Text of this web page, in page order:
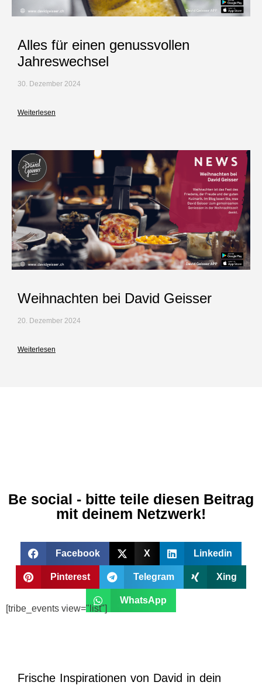
Alles für einen genussvollen
Jahreswechsel
30. Dezember 2024
Weiterlesen
Weihnachten bei David Geisser
20. Dezember 2024
Weiterlesen
Be social - bitte teile diesen Beitrag
mit deinem Netzwerk!
Facebook X Linkedin
Pinterest Telegram Xing
WhatsApp
[tribe_events view="list"]
Frische Inspirationen von David in dein